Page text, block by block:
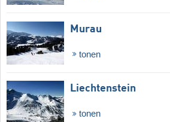
Murau
tonen
Liechtenstein
tonen